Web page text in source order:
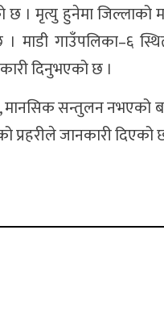
। मृत्यु हुनेमा जिल्लाको
माडी गाउँपलिका–६
दिनुभएको छ ।
मानसिक सन्तुलन नभएको
प्रहरीले जानकारी दिएको